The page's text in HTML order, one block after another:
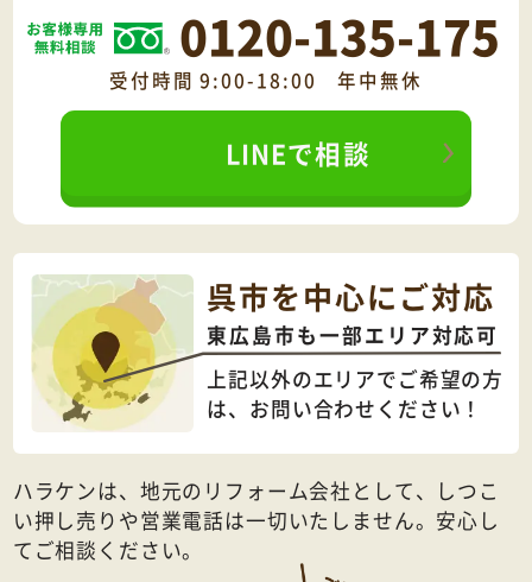
0120-135-175
受付時間 9:00-18:00 年中無休
LINEで相談
呉市を中心にご対応
東広島市も一部エリア対応可
上記以外のエリアでご希望の方
は、 お問い合わせください！
ハラケンは、地元のリフォーム会社として、しつこ
い押し売りや営業電話は一切いたしません。安心し
てご相談ください。